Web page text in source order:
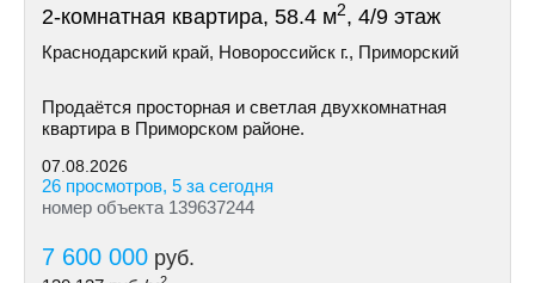
2-комнатная квартира, 58.4 м2, 4/9 этаж
Краснодарский край, Новороссийск г., Приморский
Продаётся просторная и светлая двухкомнатная
квартира в Приморском районе.
07.08.2026
26 просмотров, 5 за сегодня
номер объекта 139637244
7 600 000 руб.